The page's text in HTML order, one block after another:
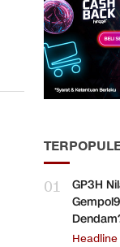
01
GP3H
Headline